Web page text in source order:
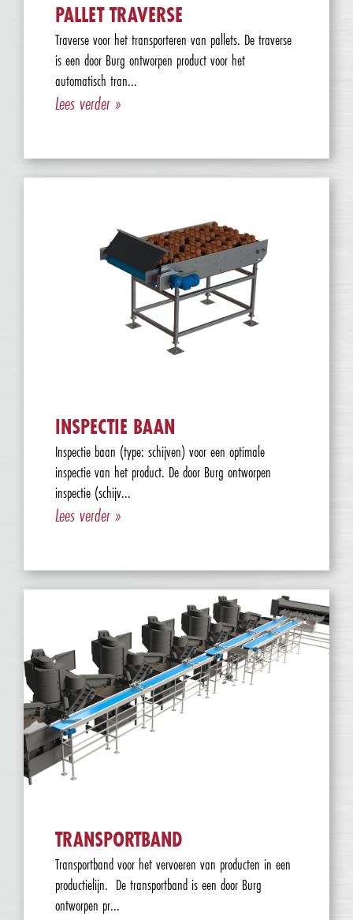
PALLET TRAVERSE
Traverse voor het transporteren van pallets. De traverse
is een door Burg ontworpen product voor het
automatisch tran...
Lees verder »
INSPECTIE BAAN
Inspectie baan (type: schijven) voor een optimale
inspectie van het product. De door Burg ontworpen
inspectie (schijv...
Lees verder »
TRANSPORTBAND
Transportband voor het vervoeren van producten in een
productielijn. De transportband is een door Burg
ontworpen pr...